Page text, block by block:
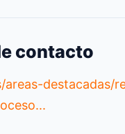
contacto
destacadas/